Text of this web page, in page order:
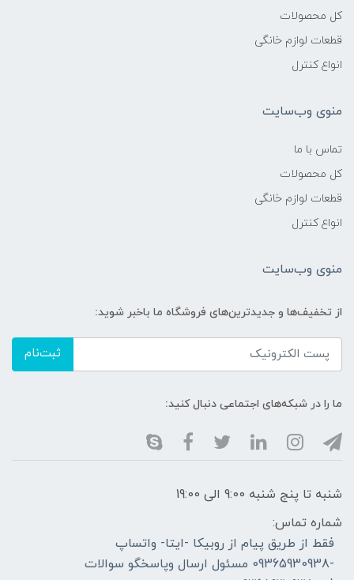
کل محصولات
قطعات لوازم خانگی
انواع کنترل
منوی وب‌سایت
تماس با ما
کل محصولات
قطعات لوازم خانگی
انواع کنترل
منوی وب‌سایت
از تخفیف‌ها و جدیدترین‌های فروشگاه ما باخبر شوید:
ثبت‌نام
ما را در شبکه‌های اجتماعی دنبال کنید:
شنبه تا پنج شنبه 9:00 الی 19:00
شماره تماس:
فقط از طریق پیام از روبیکا -ایتا- واتساپ
-09365930938 مسئول ارسال وپاسخگو سوالات